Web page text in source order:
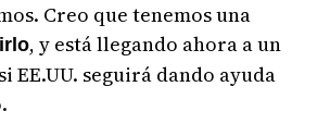
Creo que tenemos una
, y está llegando ahora a un
seguirá dando ayuda